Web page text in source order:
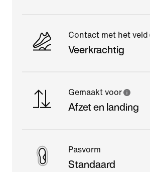
Contact met het veld
Veerkrachtig
Gemaakt voor
Afzet en landing
Pasvorm
Standaard